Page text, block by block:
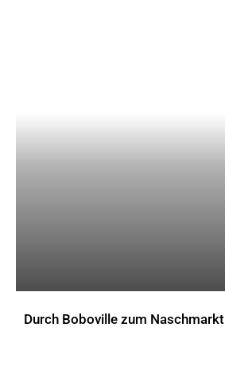
Durch Boboville zum Naschmarkt